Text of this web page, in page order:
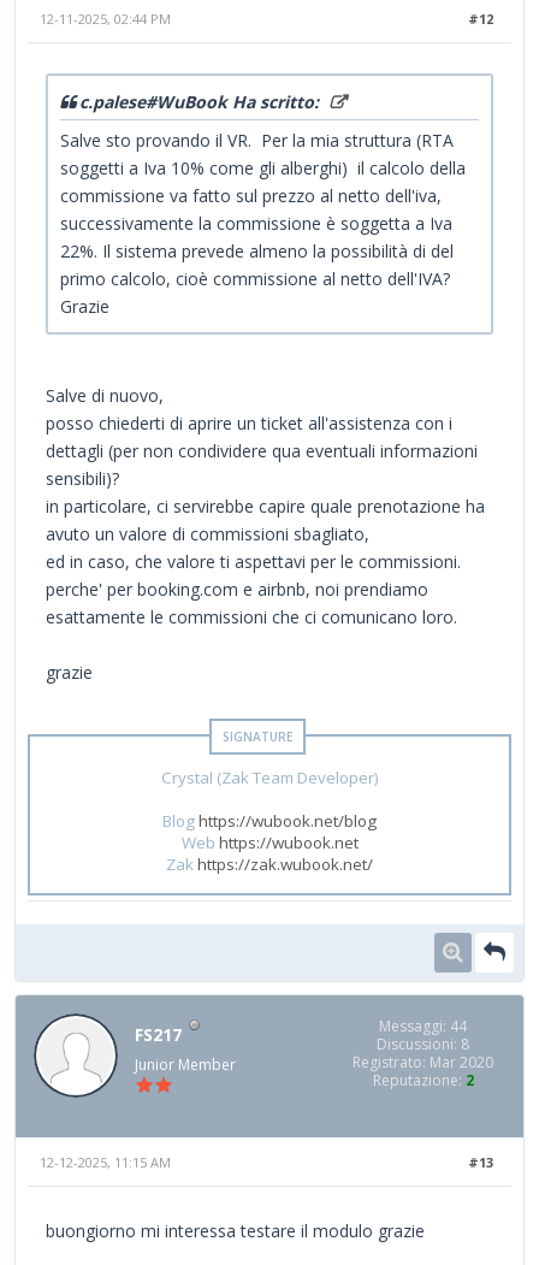
#12
12-11-2025, 02:44 PM
c.palese#WuBook Ha scritto:
Salve sto provando il VR. Per la mia struttura (RTA
soggetti a Iva 10% come gli alberghi) il calcolo della
commissione va fatto sul prezzo al netto dell'iva,
successivamente la commissione è soggetta a Iva
22%. Il sistema prevede almeno la possibilità di del
primo calcolo, cioè commissione al netto dell'IVA?
Grazie
Salve di nuovo,
posso chiederti di aprire un ticket all'assistenza con i
dettagli (per non condividere qua eventuali informazioni
sensibili)?
in particolare, ci servirebbe capire quale prenotazione ha
avuto un valore di commissioni sbagliato,
ed in caso, che valore ti aspettavi per le commissioni.
perche' per booking.com e airbnb, noi prendiamo
esattamente le commissioni che ci comunicano loro.
grazie
Crystal (Zak Team Developer)
Bloghttps://wubook.net/blog
Web https://wubook.net
Zakhttps://zak.wubook.net/
FS217
Junior Member
Messaggi: 44
Discussioni: 8
Registrato: Mar 2020
Reputazione: 2
#13
12-12-2025, 11:15 AM
buongiorno mi interessa testare il modulo grazie